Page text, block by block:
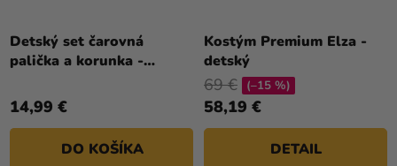
Detský set čarovná
palička a korunka -
14,99 €
DO KOŠÍKA
Kostým Premium Elza -
detský
hodnotenie
je
5,0
5
hviezdičiek.
58,19 €
69 € (–15 %)
DETAIL